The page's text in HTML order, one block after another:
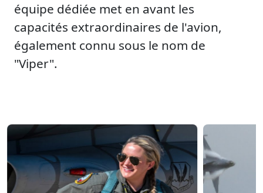
équipe dédiée met en avant les
capacités extraordinaires de l'avion,
également connu sous le nom de
"Viper".